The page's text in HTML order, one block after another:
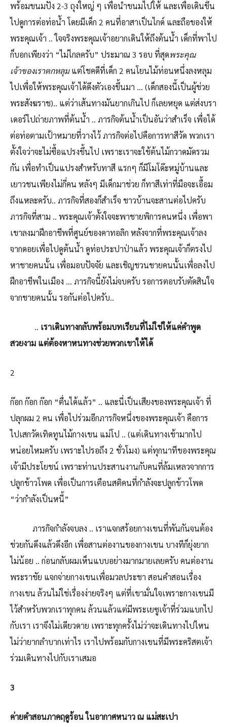
พร้อมขนมปัง 2-3 ถุงใหญ่ ๆ เพื่อนำขนมไปให้ และเพื่อเดินขึ้น
ไปดูการต่อท่อน้ำ โดยมีเด็ก 2 คนที่อาสาเป็นไกด์ และถือของให้
พระคุณเจ้า .. ใจจริงพระคุณเจ้าอยากเดินให้ถึงต้นน้ำ เด็กที่พาไป
ก็บอกเพียงว่า “ไม่ไกลครับ” ประมาณ 3 รอบ ที่สุดพระคุณ
เจ้าของเราตกหลุมแต่โชคดีที่เด็ก 2 คนโยนไม้ท่อนหนึ่งลงหลุม
ไปเพื่อให้พระคุณเจ้าได้ดึงตัวเองขึ้นมา … (เด็กสองนี้เป็นผู้ช่วย
พระสังฆราช).. แต่ว่าเส้นทางมันยากเกินไป ก็เลยหยุด แต่ส่งบรา
เดอร์ไปถ่ายภาพที่ต้นน้ำ .. ภารกิจต้นน้ำเป็นอันว่าสำเร็จ เพื่อได้
ต่อท่อตามเป้าหมายที่วางไว้ ภารกิจต่อไปคือการทาสีวัด พวกเรา
ตั้งใจว่าจะไม่ซื้อแปรงขึ้นไป เพราะเราจะใช้ต้นไม้กวาดมัดรวม
กัน เพื่อทำเป็นแปรงสำหรับทาสี แรกๆ ก็มีโมโด๊ะหมู่บ้านและ
เยาวชนเพียงไม่กี่คน หลังๆ มีเด็กมาช่วย ก็ทาสีเท่าที่มือจะเอื้อม
ถึงแหละครับ.. ภารกิจที่สองก็สำเร็จ ชาวบ้านจะสานต่อไปครับ
ภารกิจที่สาม .. พระคุณเจ้าตั้งใจจะพาชายพิการคนหนึ่ง เพื่อพา
เขาลงมาฝึกอาชีพที่ศูนย์ของคาทอลิก หลังจากที่พระคุณเจ้าลง
จากดอยเพื่อไปดูต้นน้ำ ดูท่อประปาป่าแล้ว พระคุณเจ้าก็ตรงไป
หาชายคนนั้น เพื่อมอบปัจจัย และเชิญชวนชายคนนั้นเพื่อลงไป
ฝึกอาชีพในเมือง … ภารกิจนี้ยังไม่จบครับ รอการตอบรับตัดสินใจ
จากชายคนนั้น รอกันต่อไปครับ..
.. เราเดินทางกลับพร้อมบทเรียนที่ไม่ใช่ให้แค่คำพูด
สวยงาม แต่ต้องหาหนทางช่วยพวกเขาให้ได้
2
ก๊อก ก๊อก ก๊อก “ตื่นได้แล้ว” .. และนี่เป็นเสียงของพระคุณเจ้า ที่
ปลุกผม 2 คน เพื่อไปร่วมอีกภารกิจหนึ่งของพระคุณเจ้า คือการ
ไปเสกวัดเทิดทูนไม้กางเขน แม่โป .. (แต่เดินทางเช้ามากไป
หน่อยไหมครับ เพราะไปรอถึง 2 ชั่วโมง) แต่ทุกนาทีของพระคุณ
เจ้ามีประโยชน์ เพราะท่านประสานงานกับคนที่ล้มเหลวจากการ
ปลูกข้าวโพด เพื่อเป็นการเตือนสติคนที่กำลังจะปลูกข้าวโพด
“ว่ากำลังเป็นหนี้”
ภารกิจกำลังจบลง .. เราแจกสร้อยกางเขนที่พันกันจนต้อง
ช่วยกันดึงแล้วดึงอีก เพื่อสานต่องานของกางเขน บางทีก็ยุ่งยาก
ไม่น้อย .. ก่อนกลับผมเห็นแบบอย่างมากมายเลยครับ คนต่องาน
พระราชัย แจกจ่ายกางเขนเพื่อมวลประชา สอนคำสอนเรื่อง
กางเขน ล้วนไม่ใช่เรื่องง่ายจริงๆ แต่ที่เขามั่นใจเพราะกางเขนมี
ไว้สำหรับพวกเราทุกคน ล้วนแล้วแต่มีพระเยซูเจ้าที่ร่วมแบกไป
กับเรา เราจึงไม่เดียวดาย เพราะทุกครั้งไม่ว่าจะเดินทางไปไหน
ไม่ว่ายากลำบากเท่าไร เราไปพร้อมกับกางเขนที่มีพระคริสตเจ้า
ร่วมเดินทางไปกับเราเสมอ
3
ค่ายคำสอนภาคฤดูร้อน ในอากาศหนาว ณ แม่สะเปา